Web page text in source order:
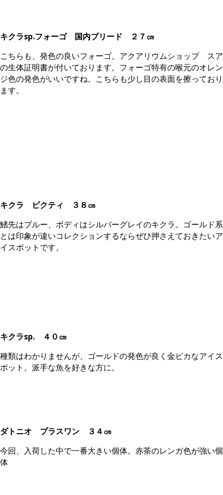
キクラsp.フォーゴ 国内ブリード
２７㎝
こちらも、発色の良いフォーゴ。アクアリウムショップ スア
の生体証明書が付いております。フォーゴ特有の喉元のオレン
ジ色の発色がいいですね。こちらも少し目の表面を擦っており
ます。
キクラ ピクティ
３８㎝
鰭先はブルー、ボディはシルバーグレイのキクラ。ゴールド系
とは印象が違いコレクションするならぜひ押さえておきたいア
イスポットです。
キクラsp.
４０㎝
種類はわかりませんが、ゴールドの発色が良く金ピカなアイス
ポット。派手な魚を好きな方に。
ダトニオ プラスワン
３４㎝
今回、入荷した中で一番大きい個体。赤茶のレンガ色が強い個
体